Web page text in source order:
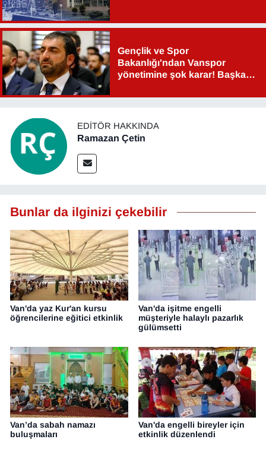
Gençlik ve Spor
Bakanlığı'ndan Vanspor
yönetimine şok karar! Başkan
EDITÖR HAKKINDA
Ramazan Çetin
Bunlar da ilginizi çekebilir
Van'da yaz Kur'an kursu
öğrencilerine eğitici etkinlik
Van'da işitme engelli
müşteriyle halaylı pazarlık
gülümsetti
Van’da sabah namazı
buluşmaları
Van'da engelli bireyler için
etkinlik düzenlendi